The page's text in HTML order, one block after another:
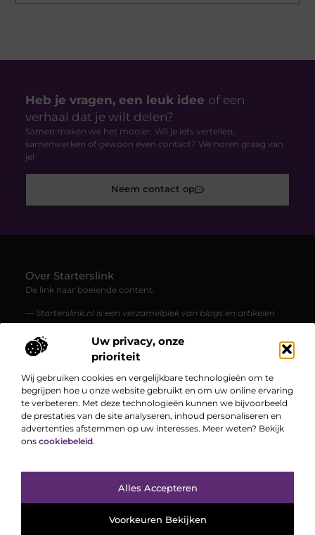
Uw privacy, onze
prioriteit
Wij gebruiken cookies en vergelijkbare technologieën om te
begrijpen hoe u onze website gebruikt en om uw online ervaring
te verbeteren. Met deze technologieën kunnen we bijvoorbeeld
de prestaties van de site analyseren, inhoud personaliseren en
advertenties afstemmen op uw interesses. Meer weten? Bekijk
ons cookiebeleid.
Alles Accepteren
Voorkeuren Bekijken
Heb je vragen, een leuk idee of een
verhaal dat je wilt delen?
Samen maken we het mooier. Wil je iets vertellen,
samenwerken of gewoon even contact? We horen graag van
je!
Neem contact op
Over Starterslink
De link naar boeiende content.
— Starterslink.nl is een verzamelplek van blogs en artikelen
over allerlei onderwerpen. Voor iedereen die graag leest,
ontdekt en geïnspireerd wordt.
Onze informatie
www.starterslink.nl.All Right Reserved.